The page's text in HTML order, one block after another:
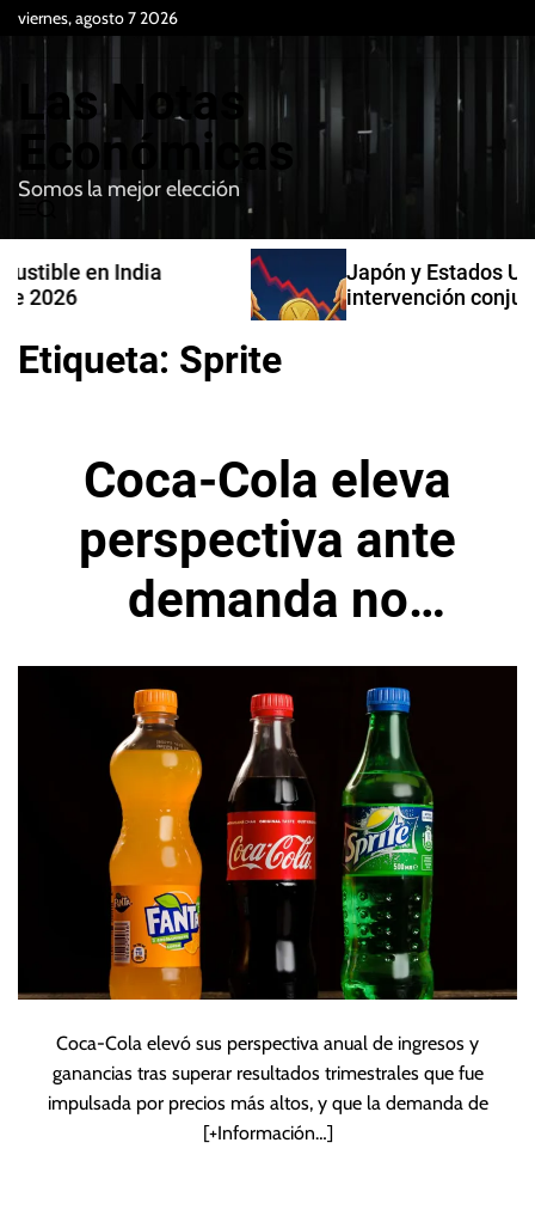
viernes, agosto 7 2026
Las Notas
Económicas
Somos la mejor elección
e
n
u
B
u
s
c
Japón y Estados Unidos confirman
intervención conjunta en compra de
Etiqueta: Sprite
Coca-Cola eleva
perspectiva ante
demanda no
afectada por
precios más altos
Coca-Cola elevó sus perspectiva anual de ingresos y
ganancias tras superar resultados trimestrales que fue
impulsada por precios más altos, y que la demanda de
[+Información…]